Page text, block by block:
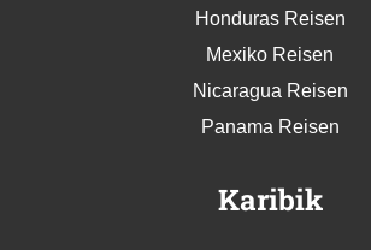
Honduras Reisen
Mexiko Reisen
Nicaragua Reisen
Panama Reisen
Karibik